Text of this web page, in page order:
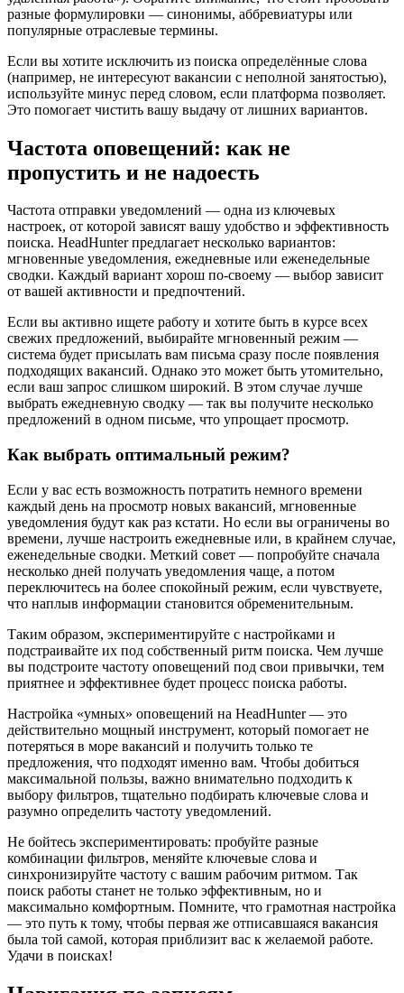
разные формулировки — синонимы, аббревиатуры или
популярные отраслевые термины.
Если вы хотите исключить из поиска определённые слова
(например, не интересуют вакансии с неполной занятостью),
используйте минус перед словом, если платформа позволяет.
Это помогает чистить вашу выдачу от лишних вариантов.
Частота оповещений: как не
пропустить и не надоесть
Частота отправки уведомлений — одна из ключевых
настроек, от которой зависят вашу удобство и эффективность
поиска. HeadHunter предлагает несколько вариантов:
мгновенные уведомления, ежедневные или еженедельные
сводки. Каждый вариант хорош по-своему — выбор зависит
от вашей активности и предпочтений.
Если вы активно ищете работу и хотите быть в курсе всех
свежих предложений, выбирайте мгновенный режим —
система будет присылать вам письма сразу после появления
подходящих вакансий. Однако это может быть утомительно,
если ваш запрос слишком широкий. В этом случае лучше
выбрать ежедневную сводку — так вы получите несколько
предложений в одном письме, что упрощает просмотр.
Как выбрать оптимальный режим?
Если у вас есть возможность потратить немного времени
каждый день на просмотр новых вакансий, мгновенные
уведомления будут как раз кстати. Но если вы ограничены во
времени, лучше настроить ежедневные или, в крайнем случае,
еженедельные сводки. Меткий совет — попробуйте сначала
несколько дней получать уведомления чаще, а потом
переключитесь на более спокойный режим, если чувствуете,
что наплыв информации становится обременительным.
Таким образом, экспериментируйте с настройками и
подстраивайте их под собственный ритм поиска. Чем лучше
вы подстроите частоту оповещений под свои привычки, тем
приятнее и эффективнее будет процесс поиска работы.
Настройка «умных» оповещений на HeadHunter — это
действительно мощный инструмент, который помогает не
потеряться в море вакансий и получить только те
предложения, что подходят именно вам. Чтобы добиться
максимальной пользы, важно внимательно подходить к
выбору фильтров, тщательно подбирать ключевые слова и
разумно определить частоту уведомлений.
Не бойтесь экспериментировать: пробуйте разные
комбинации фильтров, меняйте ключевые слова и
синхронизируйте частоту с вашим рабочим ритмом. Так
поиск работы станет не только эффективным, но и
максимально комфортным. Помните, что грамотная настройка
— это путь к тому, чтобы первая же отписавшаяся вакансия
была той самой, которая приблизит вас к желаемой работе.
Удачи в поисках!